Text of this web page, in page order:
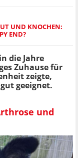
UND KNOCHEN:
END?
die Jahre
Zuhause für
zeigte,
geeignet.
und